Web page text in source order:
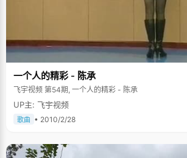
一个人的精彩 - 陈承
飞宇视频 第54期, 一个人的精彩 - 陈承
UP主: 飞宇视频
歌曲 • 2010/2/28